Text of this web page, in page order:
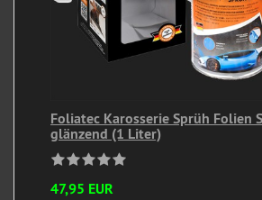
Foliatec Karosserie Sprüh Folien
glänzend (1 Liter)
47,95 EUR